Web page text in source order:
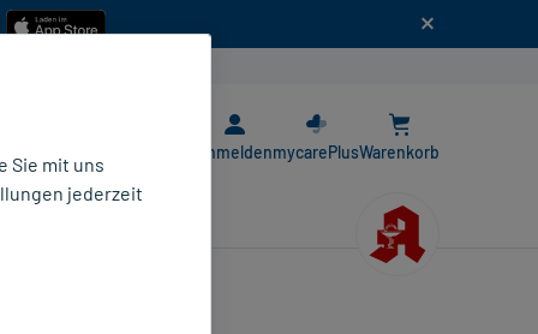
AnmeldenmycarePlusWarenkorb
Sie mit uns
jederzeit